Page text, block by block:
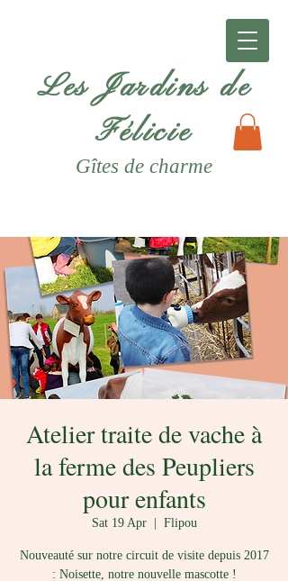
Les Jardins de
Félicie
Gîtes de charme
Atelier traite de vache à
la ferme des Peupliers
pour enfants
Sat 19 Apr
  |
Flipou
Nouveauté sur notre circuit de visite depuis 2017
: Noisette, notre nouvelle mascotte !